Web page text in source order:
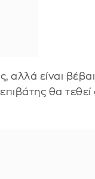
είναι
θα τεθεί